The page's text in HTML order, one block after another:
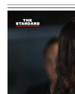
ด้าน พิสิษฐ์ อภิวัฒน
วุฒิสภา​เตรียมจะ
ยืนยันว่า​ไม่เป็นคว
พ.ร.บ.งบประมาณ
พิสิษฐ์ระบุว่า กา
เป็น​ 4 ภัย​ คือ